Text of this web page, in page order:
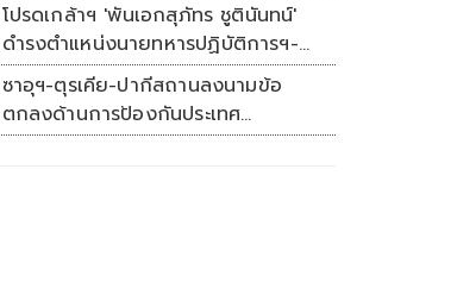
โปรดเกล้าฯ 'พันเอกสุภัทร ชูตินันทน์'
ดำรงตำแหน่งนายทหารปฏิบัติการฯ-
พระราชทานยศ 'พลตรี'
ซาอุฯ-ตุรเคีย-ปากีสถานลงนามข้อ
ตกลงด้านการป้องกันประเทศ
ท่ามกลางสงครามในภูมิภาค